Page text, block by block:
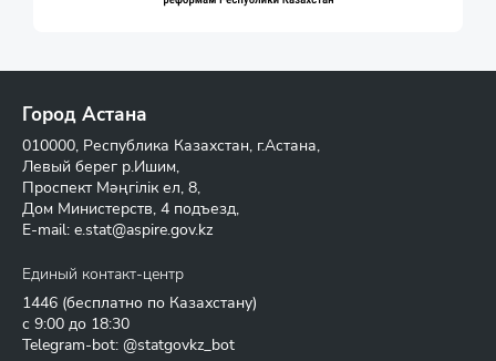
Город Астана
010000, Республика Казахстан, г.Астана,
Левый берег р.Ишим,
Проспект Мәңгілік ел, 8,
Дом Министерств, 4 подъезд,
E-mail: e.stat@aspire.gov.kz
Единый контакт-центр
1446 (бесплатно по Казахстану)
с 9:00 до 18:30
Telegram-bot: @statgovkz_bot